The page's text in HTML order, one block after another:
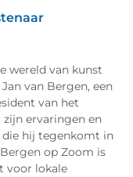
wereld van kunst
van Bergen, een
van het
ervaringen en
hij tegenkomt in
op Zoom is
voor lokale